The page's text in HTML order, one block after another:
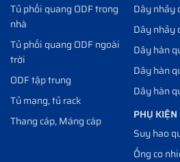
Tủ phối quang ODF trong
nhà
Tủ phối quang ODF ngoài
trời
ODF tập trung
Tủ mạng, tủ rack
Thang cáp, Máng cáp
Dây nhảy
Dây nhảy
Dây hàn
Dây hàn
Dây hàn
PHỤ
Suy hao
Ống co